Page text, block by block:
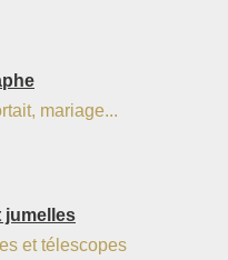
mariage...
jumelles
et télescopes